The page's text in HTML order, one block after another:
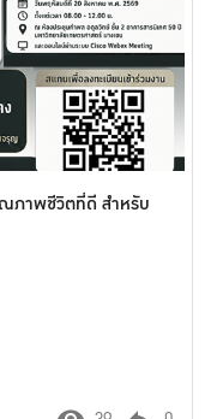
ภาพชีวิตที่ดี สำหรับ